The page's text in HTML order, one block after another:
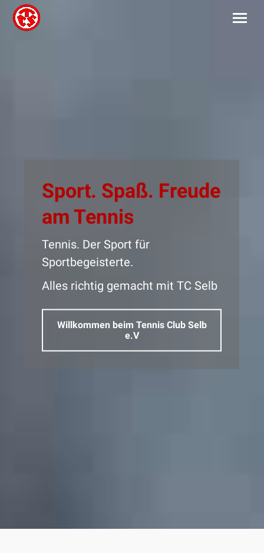
Sport. Spaß. Freude
am Tennis
Tennis. Der Sport für
Sportbegeisterte.
Alles richtig gemacht mit TC Selb
Willkommen beim Tennis Club Selb
e.V